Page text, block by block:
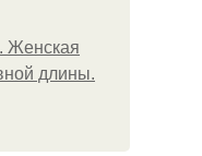
Женская
длины.